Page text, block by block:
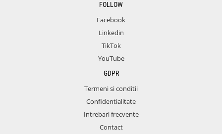
FOLLOW
Facebook
Linkedin
TikTok
YouTube
GDPR
Termeni si conditii
Confidentialitate
Intrebari frecvente
Contact